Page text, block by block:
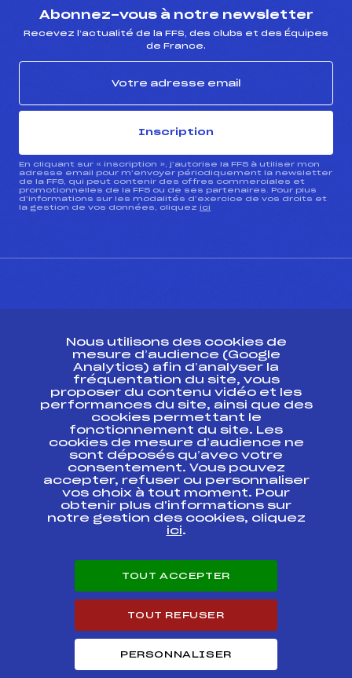
Abonnez-vous à notre newsletter
Recevez l’actualité de la FFS, des clubs et des Équipes
de France.
Inscription
En cliquant sur « inscription », j’autorise la FFS à utiliser mon
adresse email pour m’envoyer périodiquement la newsletter
de la FFS, qui peut contenir des offres commerciales et
promotionnelles de la FFS ou de ses partenaires. Pour plus
d’informations sur les modalités d’exercice de vos droits et
la gestion de vos données, cliquez ici
Ressources
Pass’Neige
Projet sportif fédéral
Projet de performance fédéral
Antidopage
Pôle Développement, Formation, Suivi
Scientifique
Listes ministérielles
Pôle vie de l’athlète
Enseignement professionnel
Carrières
Nous utilisons des cookies de
mesure d’audience (Google
Analytics) afin d’analyser la
fréquentation du site, vous
proposer du contenu vidéo et les
performances du site, ainsi que des
cookies permettant le
fonctionnement du site. Les
cookies de mesure d’audience ne
sont déposés qu’avec votre
consentement. Vous pouvez
accepter, refuser ou personnaliser
vos choix à tout moment. Pour
obtenir plus d'informations sur
notre gestion des cookies, cliquez
ici.
TOUT ACCEPTER
TOUT REFUSER
PERSONNALISER